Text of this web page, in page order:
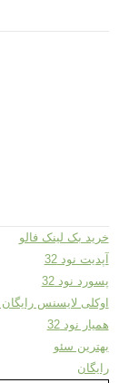
خرید بک لینک فالو
آپدیت نود 32
پسورد نود 32
اوکلی لایسنس رایگان
همیار نود 32
بهترین سئو
رایگان